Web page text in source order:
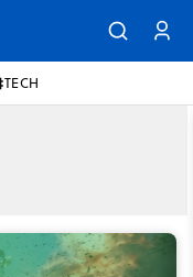
TECH